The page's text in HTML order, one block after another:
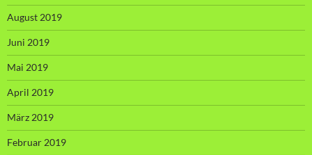
August 2019
Juni 2019
Mai 2019
April 2019
März 2019
Februar 2019